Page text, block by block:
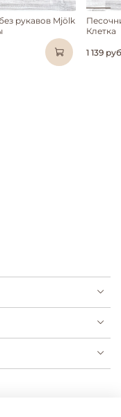
рукавов Mjölk
Клетка
1 139 руб